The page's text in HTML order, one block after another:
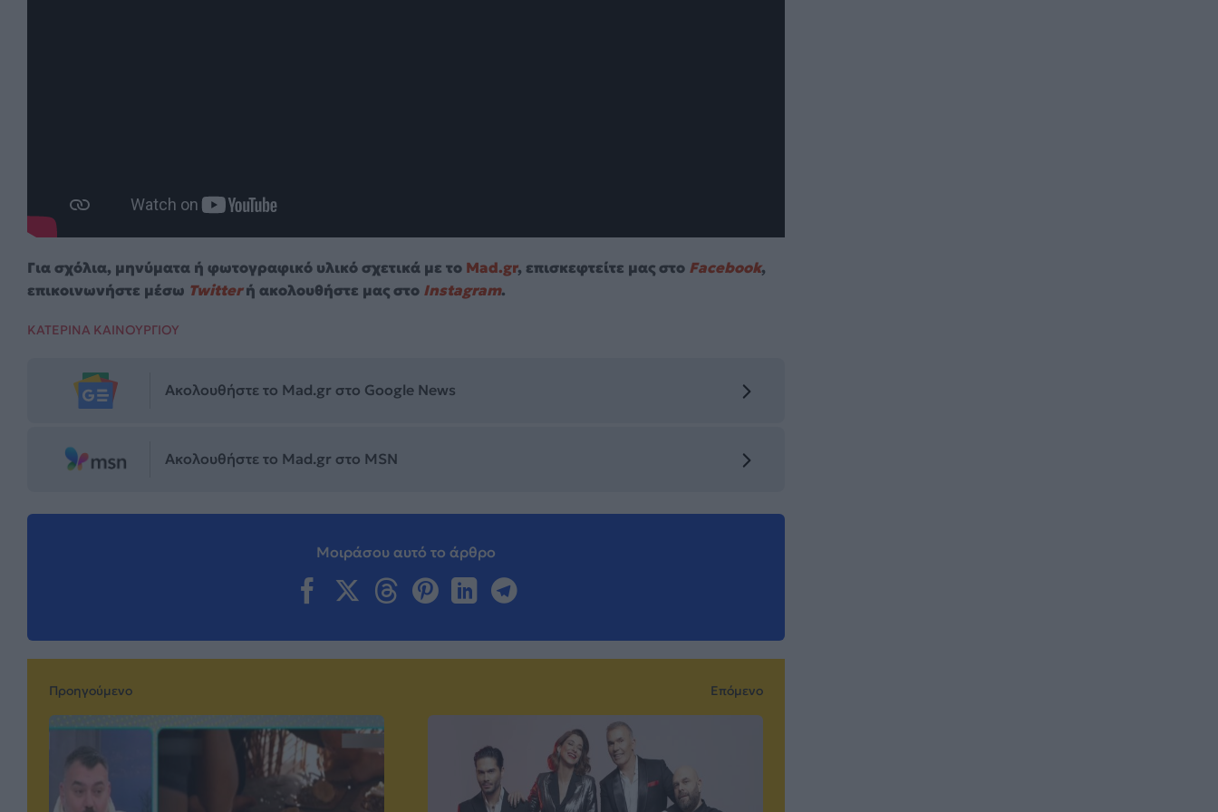
Για σχόλια, μηνύματα ή φωτογραφικό υλικό σχετικά με το Mad.gr, επισκεφτείτε μας στο Facebook,
επικοινωνήστε μέσω Twitterή ακολουθήστε μας στο Instagram.
ΚΑΤΕΡΙΝΑ ΚΑΙΝΟΥΡΓΙΟΥ
Ακολουθήστε το Mad.gr στο Google News
Ακολουθήστε το Mad.gr στο MSN
Μοιράσου αυτό το άρθρο
Προηγούμενο Επόμενο